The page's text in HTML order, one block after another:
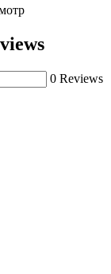
0 Reviews